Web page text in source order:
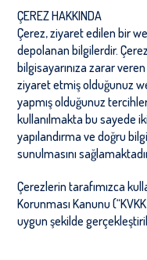
ÇEREZ HAKKINDA
Çerez, ziyaret edilen bir
depolanan bilgilerdir.
bilgisayarınıza zarar
ziyaret etmiş olduğunuz
yapmış olduğunuz
kullanılmakta bu sayede
yapılandırma ve doğru
sunulmasını
Çerezlerin tarafımızca
Korunması Kanunu (“
uygun şekilde